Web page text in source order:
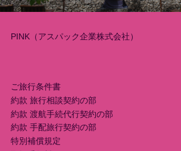
ゲ
ー
ョ
ン
PINK（アスパック企業株式会社）
ご旅行条件書
約款 旅行相談契約の部
約款 渡航手続代行契約の部
約款 手配旅行契約の部
特別補償規定